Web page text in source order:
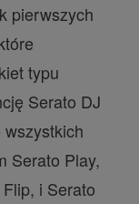
pierwszych
typu
Serato DJ
Serato Play,
i Serato